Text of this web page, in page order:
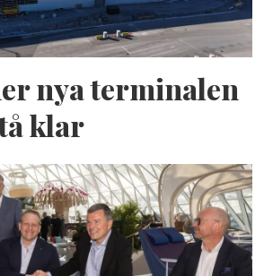
nya terminalen
klar